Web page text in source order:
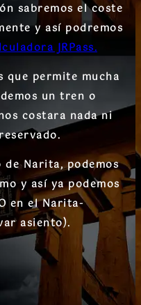
sabremos el coste
y así podremos
JRPass.
que permite mucha
un tren o
costara nada ni
Narita, podemos
y así ya podemos
en el Narita-
asiento).